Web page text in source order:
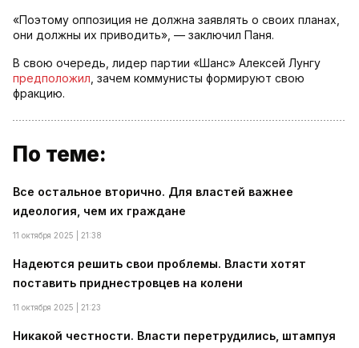
«Поэтому оппозиция не должна заявлять о своих планах,
они должны их приводить», — заключил Паня.
В свою очередь, лидер партии «Шанс» Алексей Лунгу
предположил , зачем коммунисты формируют свою
фракцию.
По теме:
Все остальное вторично. Для властей важнее
идеология, чем их граждане
11 октября 2025 | 21:38
Надеются решить свои проблемы. Власти хотят
поставить приднестровцев на колени
11 октября 2025 | 21:23
Никакой честности. Власти перетрудились, штампуя